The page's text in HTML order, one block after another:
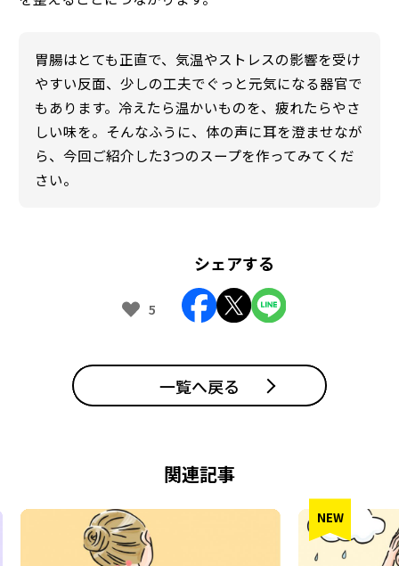
胃腸はとても正直で、気温やストレスの影響を受け
やすい反面、少しの工夫でぐっと元気になる器官で
もあります。冷えたら温かいものを、疲れたらやさ
しい味を。そんなふうに、体の声に耳を澄ませなが
ら、今回ご紹介した3つのスープを作ってみてくだ
さい。
5
シェアする
一覧へ戻る
関連記事
NEW